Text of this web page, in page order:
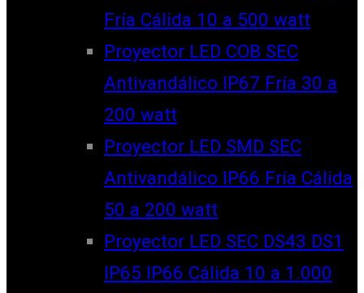
Fría Cálida 10 a 500 watt
Proyector LED COB SEC
Antivandálico IP67 Fría 30 a
200 watt
Proyector LED SMD SEC
Antivandálico IP66 Fría Cálida
50 a 200 watt
Proyector LED SEC DS43 DS1
IP65 IP66 Cálida 10 a 1.000